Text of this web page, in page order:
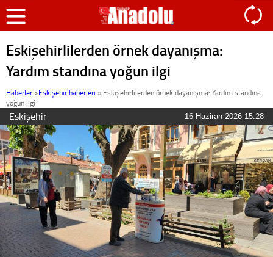
Eskişehirlilerden örnek dayanışma:
Yardım standına yoğun ilgi
Haberler >Eskişehir haberleri » Eskişehirlilerden örnek dayanışma: Yardım standına
yoğun ilgi
Eskişehir 16 Haziran 2026 15:28